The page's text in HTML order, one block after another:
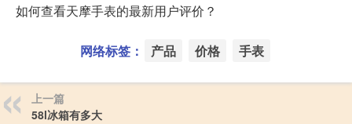
如何查看天摩手表的最新用户评价？
网络标签： 产品 价格 手表
上一篇
58l冰箱有多大